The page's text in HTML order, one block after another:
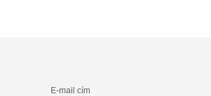
E-mail cím